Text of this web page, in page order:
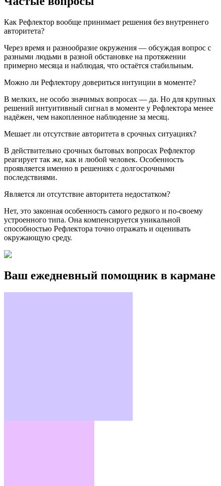
Как Рефлектор вообще принимает решения без внутреннего
авторитета?
Через время и разнообразие окружения — обсуждая вопрос с
разными людьми в разной обстановке на протяжении
примерно месяца и наблюдая, что остаётся стабильным.
Можно ли Рефлектору довериться интуиции в моменте?
В мелких, не особо значимых вопросах — да. Но для крупных
решений интуитивный сигнал в моменте у Рефлектора менее
надёжен, чем накопленное наблюдение за месяц.
Мешает ли отсутствие авторитета в срочных ситуациях?
В действительно срочных бытовых вопросах Рефлектор
реагирует так же, как и любой человек. Особенность
проявляется именно в решениях с долгосрочными
последствиями.
Является ли отсутствие авторитета недостатком?
Нет, это законная особенность самого редкого и по-своему
устроенного типа. Она компенсируется уникальной
способностью Рефлектора точно отражать и оценивать
окружающую среду.
Ваш ежедневный помощник в кармане